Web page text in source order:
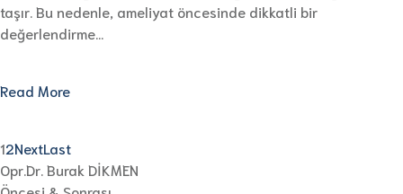
taşır. Bu nedenle, ameliyat öncesinde dikkatli bir
değerlendirme…
Read More
12NextLast
Opr.Dr. Burak DİKMEN